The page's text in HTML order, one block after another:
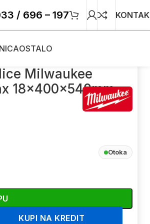
/ 696 – 197
OSTALO
Max 18x400x540mm
Milwaukee
18x400x540mm
Otoka
KUPI NA KREDIT